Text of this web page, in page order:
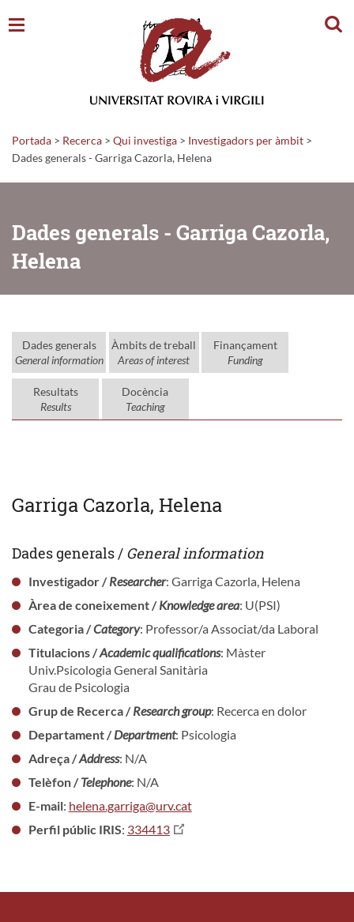
Portada > Recerca > Qui investiga > Investigadors per àmbit >
Dades generals - Garriga Cazorla, Helena
Dades generals - Garriga Cazorla,
Helena
Dades generals
General information
Àmbits de treball
Areas of interest
Finançament
Funding
Resultats
Results
Docència
Teaching
Garriga Cazorla, Helena
Dades generals / General information
Investigador /Researcher: Garriga Cazorla, Helena
Àrea de coneixement /Knowledge area: U(PSI)
Categoria /Category: Professor/a Associat/da Laboral
Titulacions /Academic qualifications: Màster
Univ.Psicologia General Sanitària
Grau de Psicologia
Grup de Recerca /Research group: Recerca en dolor
Departament /Department: Psicologia
Adreça /Address: N/A
Telèfon /Telephone: N/A
E-mail: helena.garriga@urv.cat
Perfil públic IRIS: 334413